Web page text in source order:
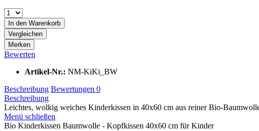
In den Warenkorb
Vergleichen
Merken
Bewerten
Artikel-Nr.: NM-KiKi_BW
Beschreibung Bewertungen 0
Beschreibung
Leichtes, wolkig weiches Kinderkissen in 40x60 cm aus reiner Bio-
Menü schließen
Bio Kinderkissen Baumwolle - Kopfkissen 40x60 cm für Kinder